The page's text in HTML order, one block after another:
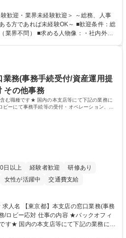
など ※基本的には事務所勤務ですが、
関西圏以外への日帰り・宿泊を伴う国内
持ちつつ、お互いに助け合いながら、総
歓迎・業界未経験歓迎＞ ～総務、人事
る方であれば未経験OK～ ■歓迎条件：総
人物像：・社内外の
業務(事務手続受付/資産運用提
その他事務
む職種です★ 国内の本支店等にて下記の業務に
ーにて事務手続等の受付・オペレーション、お
日以上 経験者歓迎
研修あり
女性が活躍中
交通費支給
内容 ★バックオフィ
す★ 国内の本支店等にて下記の業務に従
/ロビーにて事務手続等の受付・オペレ